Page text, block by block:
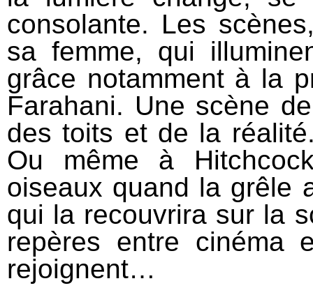
consolante. Les
sa femme, qui
grâce notamment à la
Farahani. Une scène
des toits et de la
Ou même à
oiseaux quand la grêle
qui la recouvrira sur la
repères entre cinéma
rejoignent…